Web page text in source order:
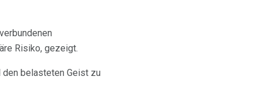
Risiko, gezeigt.
belasteten Geist zu